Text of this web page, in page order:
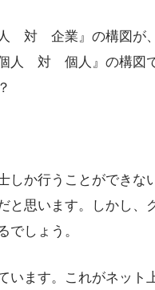
対 企業』の構図が
人 対 個人』の構図
しか行うことができ
と思います。しかし
しょう。
います。これがネッ